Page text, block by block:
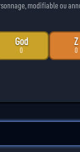
modifiable ou
God
0
Z
0